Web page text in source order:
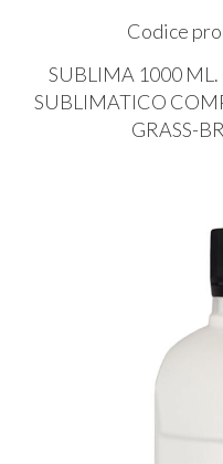
Codice
SUBLIMA 1000 ML.
SUBLIMATICO
GRASS-